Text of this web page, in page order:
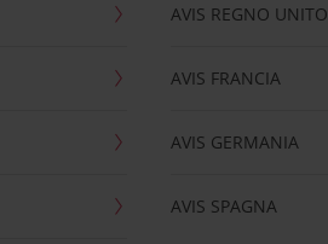
AVIS REGNO UNITO
AVIS FRANCIA
AVIS GERMANIA
AVIS SPAGNA